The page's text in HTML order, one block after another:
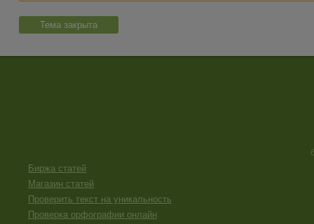
Тема закрыта
Биржа статей
Магазин статей
Проверить текст на уникальность
Проверка орфографии онлайн